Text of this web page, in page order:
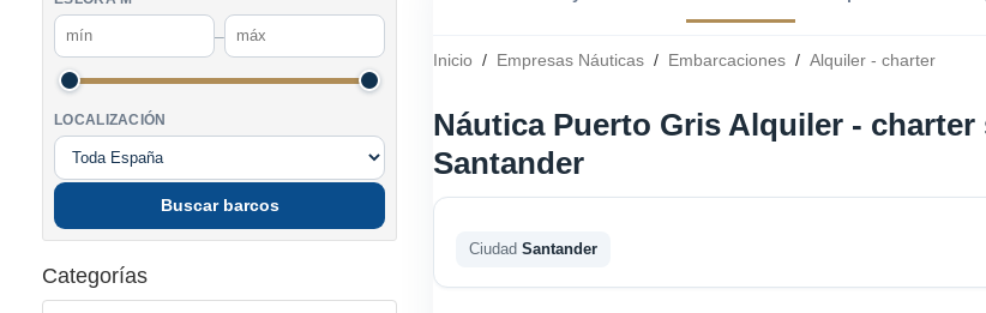
–
LOCALIZACIÓN
Buscar barcos
Categorías
Inicio / Empresas Náuticas / Embarcaciones / Alquiler - charter
Náutica Puerto Gris Alquiler -
Santander
Ciudad Santander